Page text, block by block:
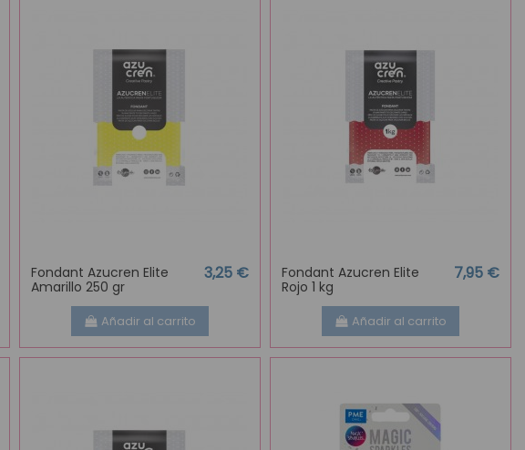
Fondant Azucren Elite
Amarillo 250 gr
3,25 €
Añadir al carrito
Fondant Azucren Elite
Rojo 1 kg
7,95 €
Añadir al carrito